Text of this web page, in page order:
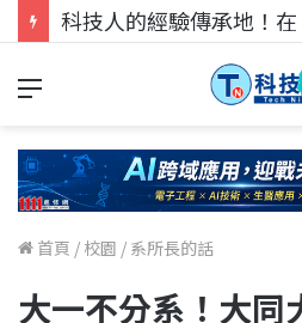
首頁 / 校園 / 系所長的話
大一不分系！大同